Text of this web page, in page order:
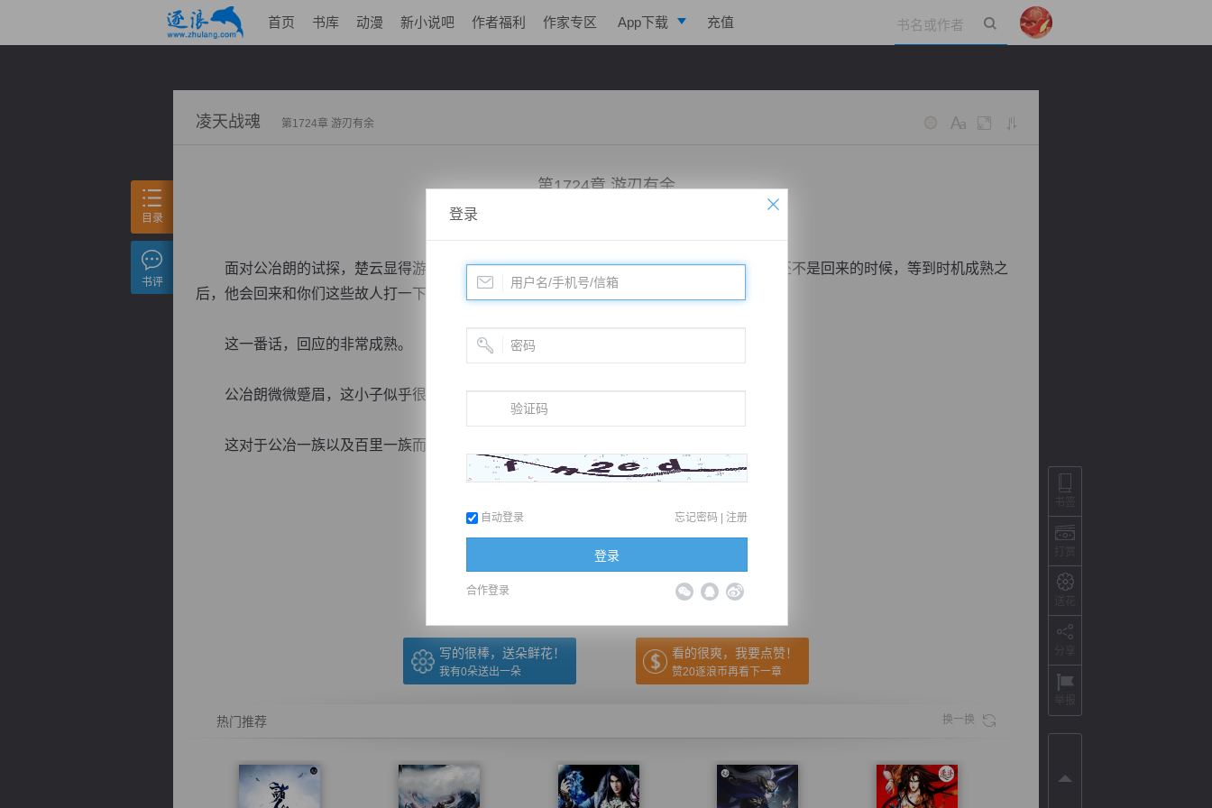
首页 书库 动漫 新小说吧 作者福利 作家专区 App下载 充值
凌天战魂 第1724章 游刃有余
第1724章 游刃有余
小说：凌天战魂
面对公冶朗的试探，楚云显得游刃有余，只见他淡然一笑，回答道：“老东西说了，现在还不是回来的时候，等到时机成熟之
后，他会回来和你们这些故人打一下招呼的！”
这一番话，回应的非常成熟。
公冶朗微微蹙眉，这小子似乎很有自信，难不成申屠博真的没死？
这对于公冶一族以及百里一族而言，可不是什么...
（← 快捷键 上一章 回目录 下一章 快捷键→）
写的很棒，送朵鲜花！
我有0朵送出一朵
看的很爽，我要点赞！
赞20逐浪币再看下一章
热门推荐 换一换
目录
书评
登录
自动登录 忘记密码 | 注册
登录
合作登录